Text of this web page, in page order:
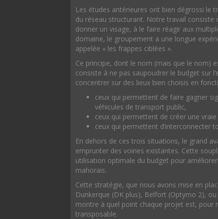
Les études antérieures ont bien dégrossi le
du réseau structurant. Notre travail consiste
donner un visage, à le faire réagir aux
domaine, le groupement a une longue
appelée « les frappes ciblées ».
Ce principe, dont le nom (mais que le nom)
consiste à ne pas saupoudrer le budget sur
concentrer sur des lieux bien choisis en
ceux qui permettent de faire gagner
véhicules de transport public,
ceux qui permettent de créer une
ceux qui permettent d’interconnecter
En dehors de ces trois situations, le grand
emprunter des voiries existantes. Cette
utilisation optimale du budget pour
mahorais.
Cette stratégie, que nous avons mise en
Dunkerque (DK plus), Belfort (Optymo 2),
montre à quel point chaque projet est, pour
transposable.